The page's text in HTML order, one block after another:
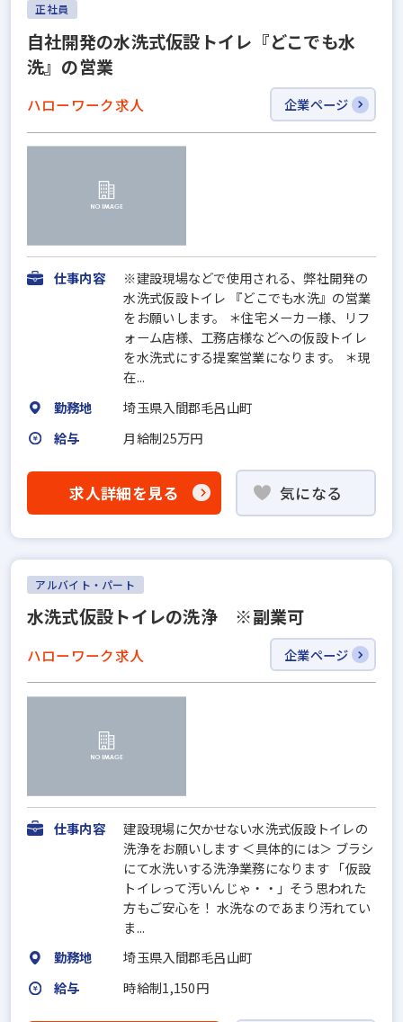
正社員
自社開発の水洗式仮設トイレ『どこでも水
洗』の営業
ハローワーク求人 企業ページ
仕事内容
※建設現場などで使用される、弊社開発の
水洗式仮設トイレ 『どこでも水洗』の営業
をお願いします。 ＊住宅メーカー様、リフ
ォーム店様、工務店様などへの仮設トイレ
を水洗式にする提案営業になります。 ＊現
在...
勤務地
埼玉県入間郡毛呂山町
給与
月給制25万円
求人詳細を見る 気になる
アルバイト・パート
水洗式仮設トイレの洗浄 ※副業可
ハローワーク求人 企業ページ
仕事内容
建設現場に欠かせない水洗式仮設トイレの
洗浄をお願いします ＜具体的には＞ ブラシ
にて水洗いする洗浄業務になります 「仮設
トイレって汚いんじゃ・・」そう思われた
方もご安心を！ 水洗なのであまり汚れてい
ま...
勤務地
埼玉県入間郡毛呂山町
給与
時給制1,150円